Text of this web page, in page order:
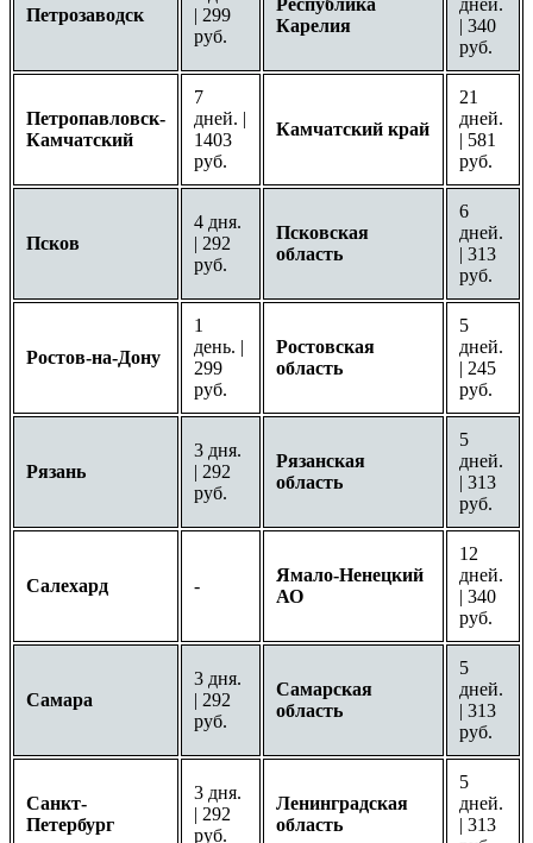
Петрозаводск
| 299
руб.
Республика
Карелия
дней.
| 340
руб.
Петропавловск-
Камчатский
7
дней. |
1403
руб.
Камчатский край
21
дней.
| 581
руб.
Псков
4 дня.
| 292
руб.
Псковская
область
6
дней.
| 313
руб.
Ростов-на-Дону
1
день. |
299
руб.
Ростовская
область
5
дней.
| 245
руб.
Рязань
3 дня.
| 292
руб.
Рязанская
область
5
дней.
| 313
руб.
Салехард -
Ямало-Ненецкий
АО
12
дней.
| 340
руб.
Самара
3 дня.
| 292
руб.
Самарская
область
5
дней.
| 313
руб.
Санкт-
Петербург
3 дня.
| 292
руб.
Ленинградская
область
5
дней.
| 313